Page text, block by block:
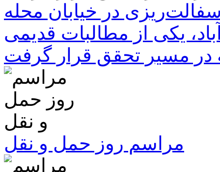
در خیابان محله
یکی از مطالبات قدیمی
در مسیر تحقق قرار گرفت
مراسم روز حمل و نقل